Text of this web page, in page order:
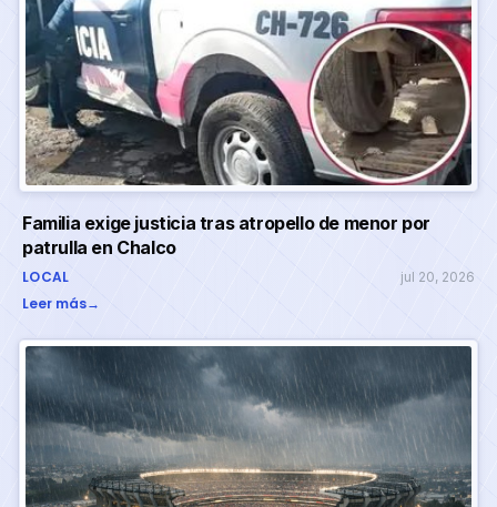
Familia exige justicia tras atropello de menor por
patrulla en Chalco
LOCAL jul 20, 2026
Leer más→